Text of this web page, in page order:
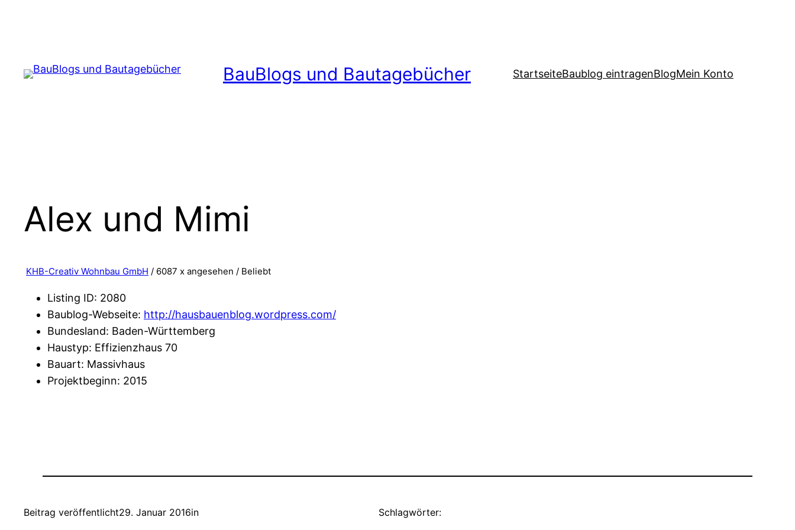
BauBlogs und Bautagebücher StartseiteBaublog eintragenBlogMein Konto
Alex und Mimi
KHB-Creativ Wohnbau GmbH / 6087 x angesehen / Beliebt
Listing ID: 2080
Baublog-Webseite: http://hausbauenblog.wordpress.com/
Bundesland: Baden-Württemberg
Haustyp: Effizienzhaus 70
Bauart: Massivhaus
Projektbeginn: 2015
Beitrag veröffentlicht29. Januar 2016in Schlagwörter: